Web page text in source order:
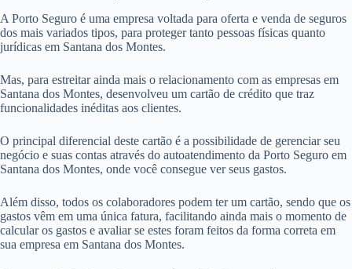
A Porto Seguro é uma empresa voltada para oferta e venda de seguros
dos mais variados tipos, para proteger tanto pessoas físicas quanto
jurídicas em Santana dos Montes.
Mas, para estreitar ainda mais o relacionamento com as empresas em
Santana dos Montes, desenvolveu um cartão de crédito que traz
funcionalidades inéditas aos clientes.
O principal diferencial deste cartão é a possibilidade de gerenciar seu
negócio e suas contas através do autoatendimento da Porto Seguro em
Santana dos Montes, onde você consegue ver seus gastos.
Além disso, todos os colaboradores podem ter um cartão, sendo que os
gastos vêm em uma única fatura, facilitando ainda mais o momento de
calcular os gastos e avaliar se estes foram feitos da forma correta em
sua empresa em Santana dos Montes.